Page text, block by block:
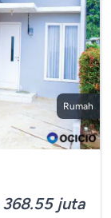
Rumah
368.55 juta